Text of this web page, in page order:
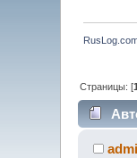
Страницы: [